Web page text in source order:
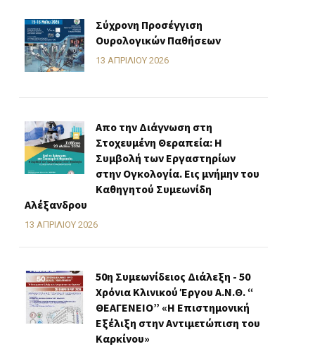
Σύχρονη Προσέγγιση
Ουρολογικών Παθήσεων
13 ΑΠΡΙΛΊΟΥ 2026
Απο την Διάγνωση στη
Στοχευμένη Θεραπεία: Η
Συμβολή των Εργαστηρίων
στην Ογκολογία. Εις μνήμην του
Καθηγητού Συμεωνίδη
Αλέξανδρου
13 ΑΠΡΙΛΊΟΥ 2026
50η Συμεωνίδειος Διάλεξη - 50
Χρόνια Κλινικού Έργου Α.Ν.Θ. “
ΘΕΑΓΕΝΕΙΟ” «H Επιστημονική
Εξέλιξη στην Αντιμετώπιση του
Καρκίνου»